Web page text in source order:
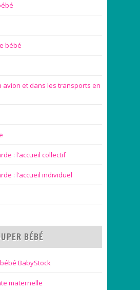
bébé
avion et dans les transports en
: l’accueil collectif
: l’accueil individuel
BÉBÉ
BabyStock
maternelle